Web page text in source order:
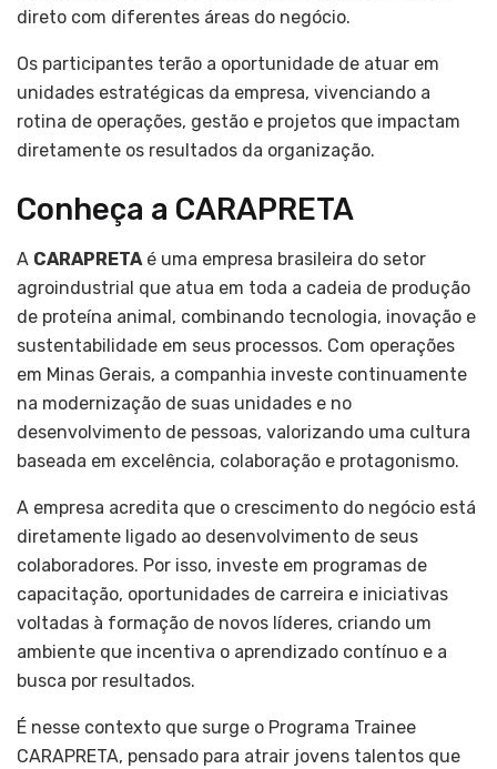
direto com diferentes áreas do negócio.
Os participantes terão a oportunidade de atuar em
unidades estratégicas da empresa, vivenciando a
rotina de operações, gestão e projetos que impactam
diretamente os resultados da organização.
Conheça a CARAPRETA
A CARAPRETAé uma empresa brasileira do setor
agroindustrial que atua em toda a cadeia de produção
de proteína animal, combinando tecnologia, inovação e
sustentabilidade em seus processos. Com operações
em Minas Gerais, a companhia investe continuamente
na modernização de suas unidades e no
desenvolvimento de pessoas, valorizando uma cultura
baseada em excelência, colaboração e protagonismo.
A empresa acredita que o crescimento do negócio está
diretamente ligado ao desenvolvimento de seus
colaboradores. Por isso, investe em programas de
capacitação, oportunidades de carreira e iniciativas
voltadas à formação de novos líderes, criando um
ambiente que incentiva o aprendizado contínuo e a
busca por resultados.
É nesse contexto que surge o Programa Trainee
CARAPRETA, pensado para atrair jovens talentos que